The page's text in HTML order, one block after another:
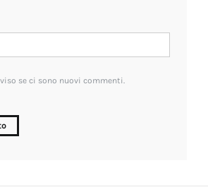
se ci sono nuovi commenti.